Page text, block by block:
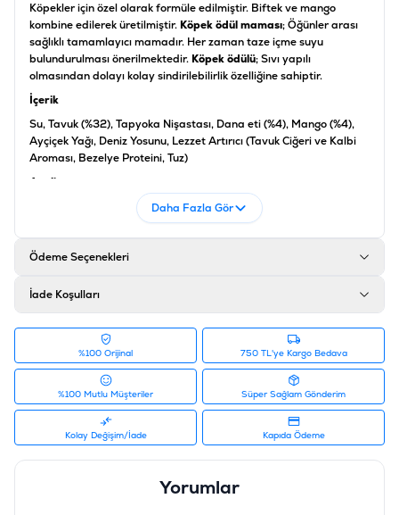
Köpekler için özel olarak formüle edilmiştir. Biftek ve mango
kombine edilerek üretilmiştir. Köpek ödül maması; Öğünler arası
sağlıklı tamamlayıcı mamadır. Her zaman taze içme suyu
bulundurulması önerilmektedir. Köpek ödülü; Sıvı yapılı
olmasından dolayı kolay sindirilebilirlik özelliğine sahiptir.
İçerik
Su, Tavuk (%32), Tapyoka Nişastası, Dana eti (%4), Mango (%4),
Ayçiçek Yağı, Deniz Yosunu, Lezzet Artırıcı (Tavuk Ciğeri ve Kalbi
Aroması, Bezelye Proteini, Tuz)
Analiz
Protein %10, Yağ %2, Ham lif %0.1, Ham kül %0.5, Nem %80
Kıvam verici (E412)
Barkod
Tedarikçi Ürün Kodu
: RFT-061
Daha Fazla Gör
Ödeme Seçenekleri
İade Koşulları
%100 Orijinal 750 TL'ye Kargo Bedava
%100 Mutlu Müşteriler Süper Sağlam Gönderim
Kolay Değişim/İade Kapıda Ödeme
Yorumlar